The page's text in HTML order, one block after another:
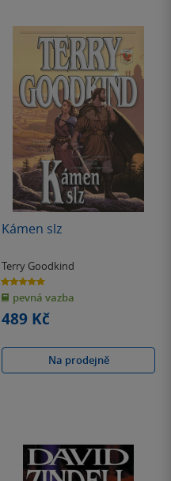
Kámen slz
Terry Goodkind
5.0
z
5
hvězdiček
pevná vazba
489 Kč
Na prodejně